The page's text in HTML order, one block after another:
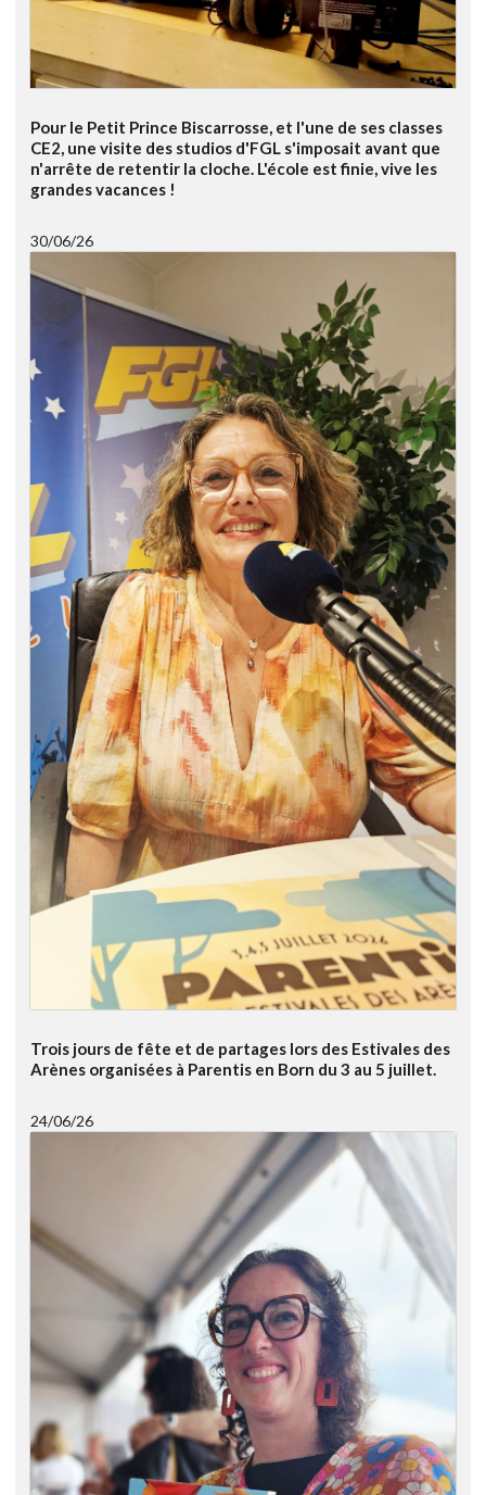
Pour le Petit Prince Biscarrosse, et l'une de ses classes
CE2, une visite des studios d'FGL s'imposait avant que
n'arrête de retentir la cloche. L'école est finie, vive les
grandes vacances !
30/06/26
Trois jours de fête et de partages lors des Estivales des
Arènes organisées à Parentis en Born du 3 au 5 juillet.
24/06/26